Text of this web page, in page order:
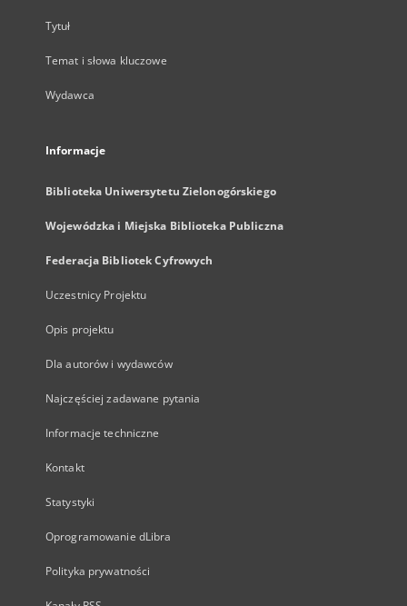
Tytuł
Temat i słowa kluczowe
Wydawca
Informacje
Biblioteka Uniwersytetu Zielonogórskiego
Wojewódzka i Miejska Biblioteka Publiczna
Federacja Bibliotek Cyfrowych
Uczestnicy Projektu
Opis projektu
Dla autorów i wydawców
Najczęściej zadawane pytania
Informacje techniczne
Kontakt
Statystyki
Oprogramowanie dLibra
Polityka prywatności